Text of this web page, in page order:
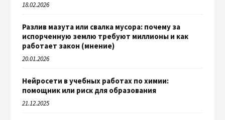
18.02.2026
Разлив мазута или свалка мусора: почему за
испорченную землю требуют миллионы и как
работает закон (мнение)
20.01.2026
Нейросети в учебных работах по химии:
помощник или риск для образования
21.12.2025